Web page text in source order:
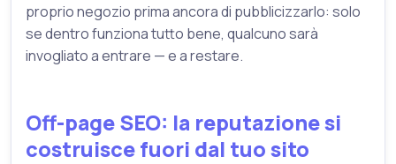
proprio negozio prima ancora di pubblicizzarlo: solo
se dentro funziona tutto bene, qualcuno sarà
invogliato a entrare — e a restare.
Off-page SEO: la reputazione si
costruisce fuori dal tuo sito